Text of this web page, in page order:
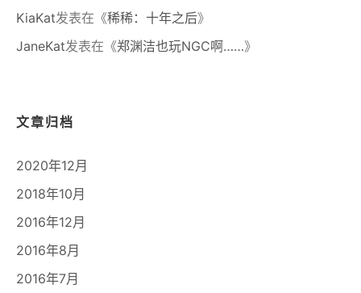
KiaKat发表在《稀稀：十年之后》
JaneKat发表在《郑渊洁也玩NGC啊……》
文章归档
2020年12月
2018年10月
2016年12月
2016年8月
2016年7月